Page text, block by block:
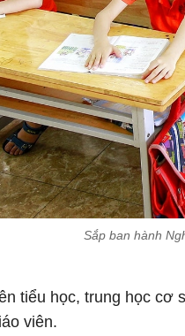
Sắp ban hành
tiểu học, trung học
viên.